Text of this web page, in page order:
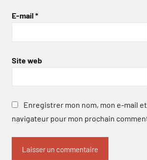
E-mail *
Site web
Enregistrer mon nom, mon e-mail
navigateur pour mon prochain